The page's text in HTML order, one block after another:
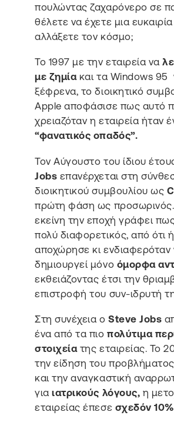
πουλώντας ζαχαρόνερο σε
θέλετε να έχετε μια
αλλάξετε τον κόσμο;
Το 1997 με την εταιρεία να
με ζημίακαι τα Windows 95
ξέφρενα, το διοικητικό
Apple αποφάσισε πως αυτό
χρειαζόταν η εταιρεία ήταν
“φανατικός οπαδός”.
Τον Αύγουστο του ίδιου
Jobs επανέρχεται στη
διοικητικού συμβουλίου ως
πρώτη φάση ως
εκείνη την εποχή γράφει
πολύ διαφορετικός, από ότι
αποχώρησε κι ενδιαφερόταν
δημιουργεί μόνο όμορφα
εκθειάζοντας έτσι την
επιστροφή του συν-ιδρυτή
Στη συνέχεια οSteve Jobs
ένα από τα πιοπολύτιμα
στοιχεία της εταιρείας. Το
την είδηση του
και την αναγκαστική
γιαιατρικούς λόγους, η
εταιρείας έπεσε σχεδόν